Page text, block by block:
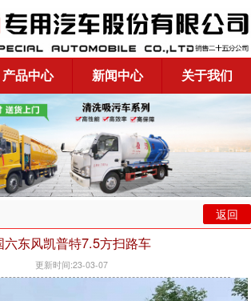
产品中心 新闻中心 关于我们
返回
六东风凯普特7.5方扫路车
更新时间:23-03-07